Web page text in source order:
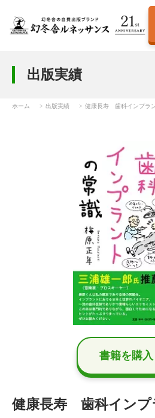
出版実績
ホーム 出版実績 健康長寿 歯科インプラ
書籍を購⼊
健康長寿 歯科インプ